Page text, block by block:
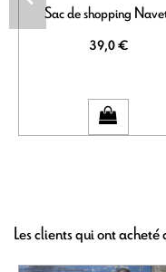
Sac de shopping
39,0 €
Les clients qui ont